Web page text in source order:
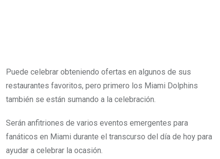
Puede celebrar obteniendo ofertas en algunos de sus
restaurantes favoritos, pero primero los Miami Dolphins
también se están sumando a la celebración.
Serán anfitriones de varios eventos emergentes para
fanáticos en Miami durante el transcurso del día de hoy para
ayudar a celebrar la ocasión.